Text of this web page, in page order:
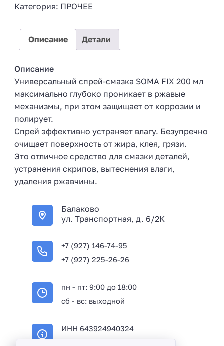
Категория: ПРОЧЕЕ
Описание Детали
Описание
Универсальный спрей-смазка SOMA FIX 200 мл
максимально глубоко проникает в ржавые
механизмы, при этом защищает от коррозии и
полирует.
Спрей эффективно устраняет влагу. Безупречно
очищает поверхность от жира, клея, грязи.
Это отличное средство для смазки деталей,
устранения скрипов, вытеснения влаги,
удаления ржавчины.
Балаково
ул. Транспортная, д. 6/2К
+7 (927) 146-74-95
+7 (927) 225-26-26
пн - пт: 9:00 до 18:00
сб - вс: выходной
ИНН 643924940324